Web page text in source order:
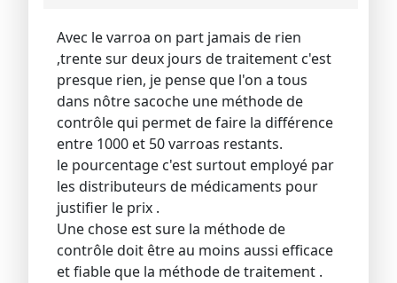
Avec le varroa on part jamais de rien
,trente sur deux jours de traitement c'est
presque rien, je pense que l'on a tous
dans nôtre sacoche une méthode de
contrôle qui permet de faire la différence
entre 1000 et 50 varroas restants.
le pourcentage c'est surtout employé par
les distributeurs de médicaments pour
justifier le prix .
Une chose est sure la méthode de
contrôle doit être au moins aussi efficace
et fiable que la méthode de traitement .